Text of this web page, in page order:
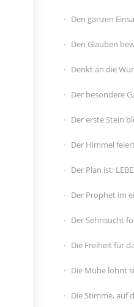
Den ganzen
Den Glauben
Denkt an die
Der besondere
Der erste Stein
Der Himmel
Der Plan ist:
Der Prophet im
Der Sehnsucht
Die Freiheit für
Die Mühe lohnt
Die Stimme, auf